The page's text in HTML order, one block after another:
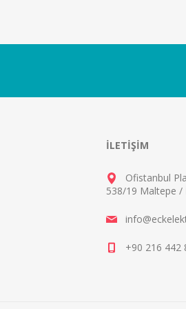
İLETIŞIM
Ofistanbul
538/19 Maltepe /
+90 216 442